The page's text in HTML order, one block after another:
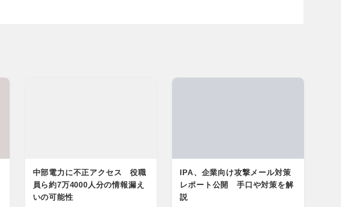
中部電力に不正アクセス 役職
員ら約7万4000人分の情報漏え
いの可能性
IPA、企業向け攻撃メール対策
レポート公開 手口や対策を解
説